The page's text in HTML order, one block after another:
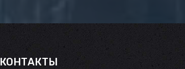
КОНТАКТЫ